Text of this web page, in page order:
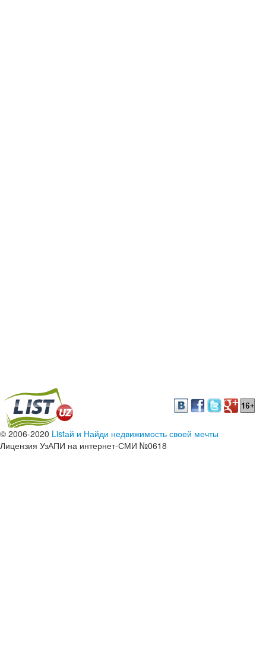
© 2006-2020 Listай и Найди недвижимость своей мечты
Лицензия УзАПИ на интернет-СМИ №0618